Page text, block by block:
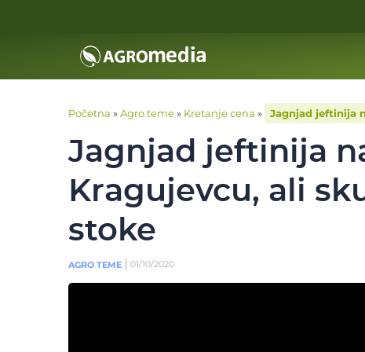
Početna »Agro teme» Kretanje cena » Jagnjad jeftinija
Jagnjad jeftinija
Kragujevcu, ali
stoke
AGRO TEME 01/10/2020